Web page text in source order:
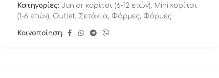
Κατηγορίες: Junior κορίτσι (6-12 ετών), Mini κορίτσι
(1-6 ετών), Outlet, Σετάκια, Φόρμες, Φόρμες
Κοινοποίηση: